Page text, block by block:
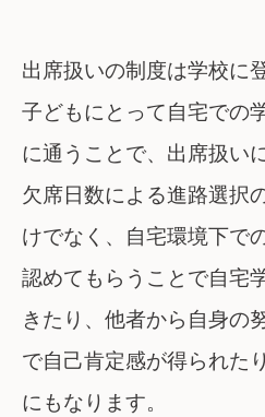
出席扱いの制度は学校に
子どもにとって自宅での
に通うことで、出席扱い
欠席日数による進路選択
けでなく、自宅環境下で
認めてもらうことで自宅
きたり、他者から自身の
で自己肯定感が得られた
にもなります。